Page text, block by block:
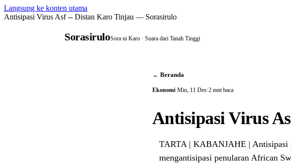
Langsung ke konten utama
Antisipasi Virus Asf -- Distan Karo Tinjau — Sorasirulo
SorasiruloSora ni Karo · Suara dari Tanah Tinggi
← Beranda
Ekonomi·Min, 11 Des·2 mnt baca
Antisipasi Virus
TARTA | KABANJAHE | Antisipasi
mengantisipasi penularan African